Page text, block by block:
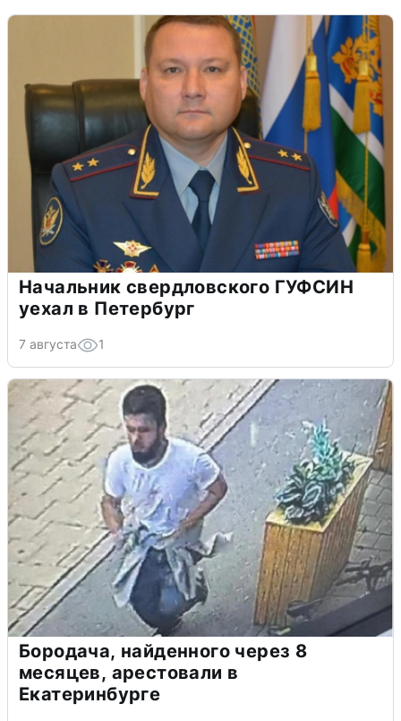
Начальник свердловского ГУФСИН
уехал в Петербург
7 августа 1
Бородача, найденного через 8
месяцев, арестовали в
Екатеринбурге